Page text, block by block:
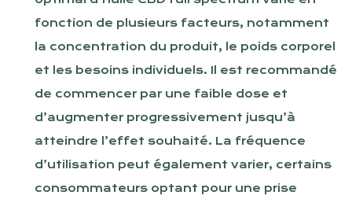
fonction de plusieurs facteurs, notamment
la concentration du produit, le poids corporel
et les besoins individuels. Il est recommandé
de commencer par une faible dose et
d’augmenter progressivement jusqu’à
atteindre l’effet souhaité. La fréquence
d’utilisation peut également varier, certains
consommateurs optant pour une prise